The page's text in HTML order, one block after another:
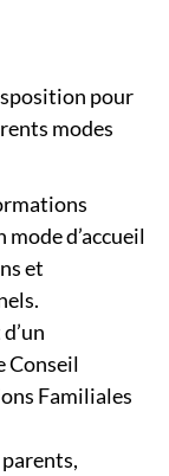
pour
modes
d’accueil
et
Conseil
Familiales